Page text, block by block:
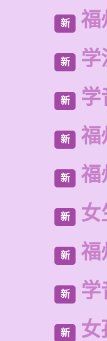
新 福
新 学
新 学
新 福
新 福
新 女
新 福
新 学
新 女